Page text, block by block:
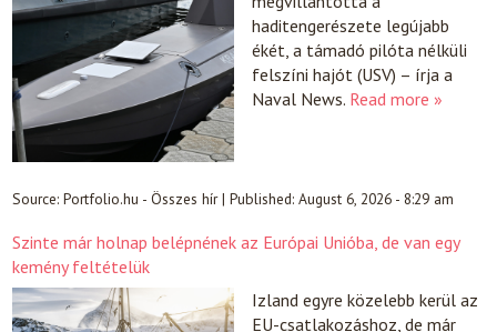
haditengerészete legújabb
ékét, a támadó pilóta nélküli
felszíni hajót (USV) – írja a
Naval News. Read more »
Source:Portfolio.hu - Összes hír|Published:August 6, 2026 - 8:29 am
Szinte már holnap belépnének az Európai Unióba, de van egy
kemény feltételük
Izland egyre közelebb kerül az
EU-csatlakozáshoz, de már